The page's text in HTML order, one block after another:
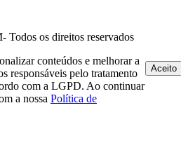
os direitos reservados
conteúdos e melhorar a
responsáveis pelo tratamento
com a LGPD. Ao continuar
a nossa Política de
Aceito